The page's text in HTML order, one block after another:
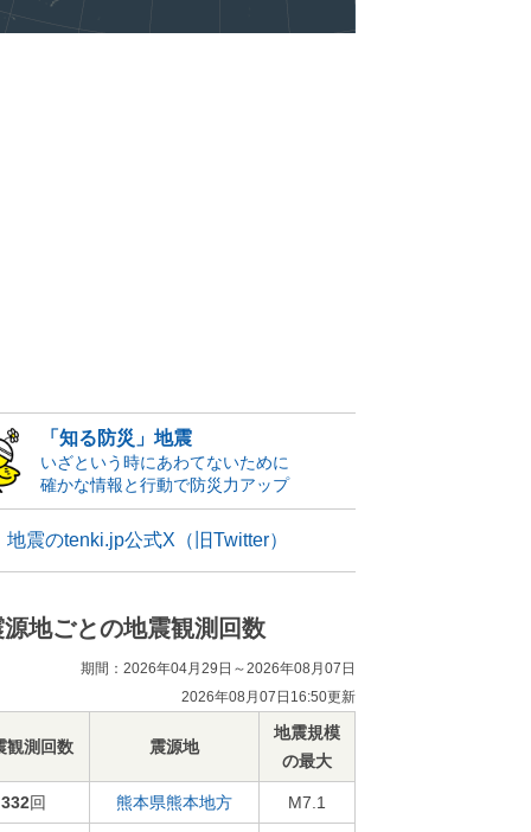
「知る防災」地震
いざという時にあわてないために
確かな情報と行動で防災力アップ
地震のtenki.jp公式X（旧Twitter）
源地ごとの地震観測回数
期間：2026年04月29日～2026年08月07日
2026年08月07日16:50更新
観測回数 震源地
地震規模
の最大
332回 熊本県熊本地方 M7.1